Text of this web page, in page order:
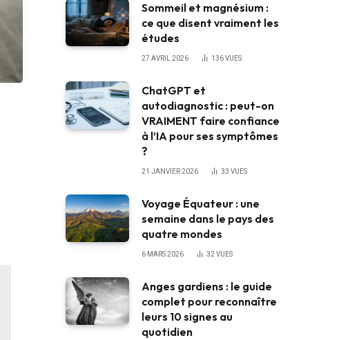
Sommeil et magnésium :
ce que disent vraiment les
études
27 AVRIL 2026 136VUES
ChatGPT et
autodiagnostic : peut-on
VRAIMENT faire confiance
à l’IA pour ses symptômes
?
21 JANVIER 2026 33 VUES
Voyage Équateur : une
semaine dans le pays des
quatre mondes
6 MARS 2026 32 VUES
Anges gardiens : le guide
complet pour reconnaître
leurs 10 signes au
quotidien